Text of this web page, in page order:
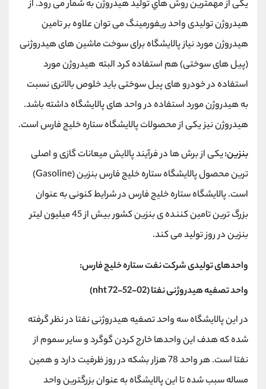
یکی از مهمترین روش هاي تولید هیدروژن به شمار می رود. از
هیدروژن تولیدی واحد ریفورمینگ می توان علاوه بر تامین
هیدروژن مورد نیاز پالایشگاه برای سوخت ماشین های هیدروژنی
(پیل های سوختی) هم استفاده کرد البته هیدروژن مورد
استفاده در خودرو های پیل سوختی باید خلوص بالاتری نسبت
به هیدروژن مورد استفاده در واحد های پالایشگاه داشته باشد.
هیدروژن نیز یکی از محصولات پالایشگاه ستاره خلیج فارس است.
بنزین:یکی از برش ها در فرآیند پالایش میعانات گازی و اصلی
ترین محصول پالایشگاه ستاره خلیج فارس بنزین (Gasoline)
است. پالایشگاه ستاره خلیج فارس در شرایط کنونی به عنوان
بزرگ ترین تامین کننده ی بنزین کشور بیش از 45 میلیون لیتر
بنزین در روز تولید می کند.
واحدهای تولیدی شرکت نفت ستاره خلیج فارس:
واحد تصفیه هیدروژنی نفتا (
nht72-52-02
)
در این پالایشگاه سه واحد تصفیه هیدروژنی نفتا در نظر گرفته
شده که هدف این واحدها خارج کردن گوگرد و سایر سموم از
نفتا است. هر واحد 78 هزار بشکه در روز ظرفیت دارد و همین
مساله سبب شده تا این پالایشگاه به عنوان بزرگترین واحد